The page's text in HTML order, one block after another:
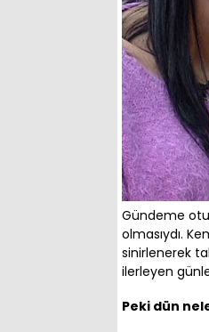
Gündeme
olmasıydı.
sinirlenerek
ilerleyen
Peki dün